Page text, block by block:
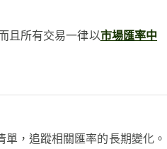
且所有交易一律以市場匯率中
，追蹤相關匯率的長期變化。